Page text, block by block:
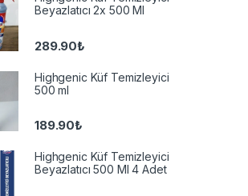
Beyazlatıcı 2x 500 Ml
289.90₺
Highgenic Küf Temizleyici
500 ml
189.90₺
Highgenic Küf Temizleyici
Beyazlatıcı 500 Ml 4 Adet